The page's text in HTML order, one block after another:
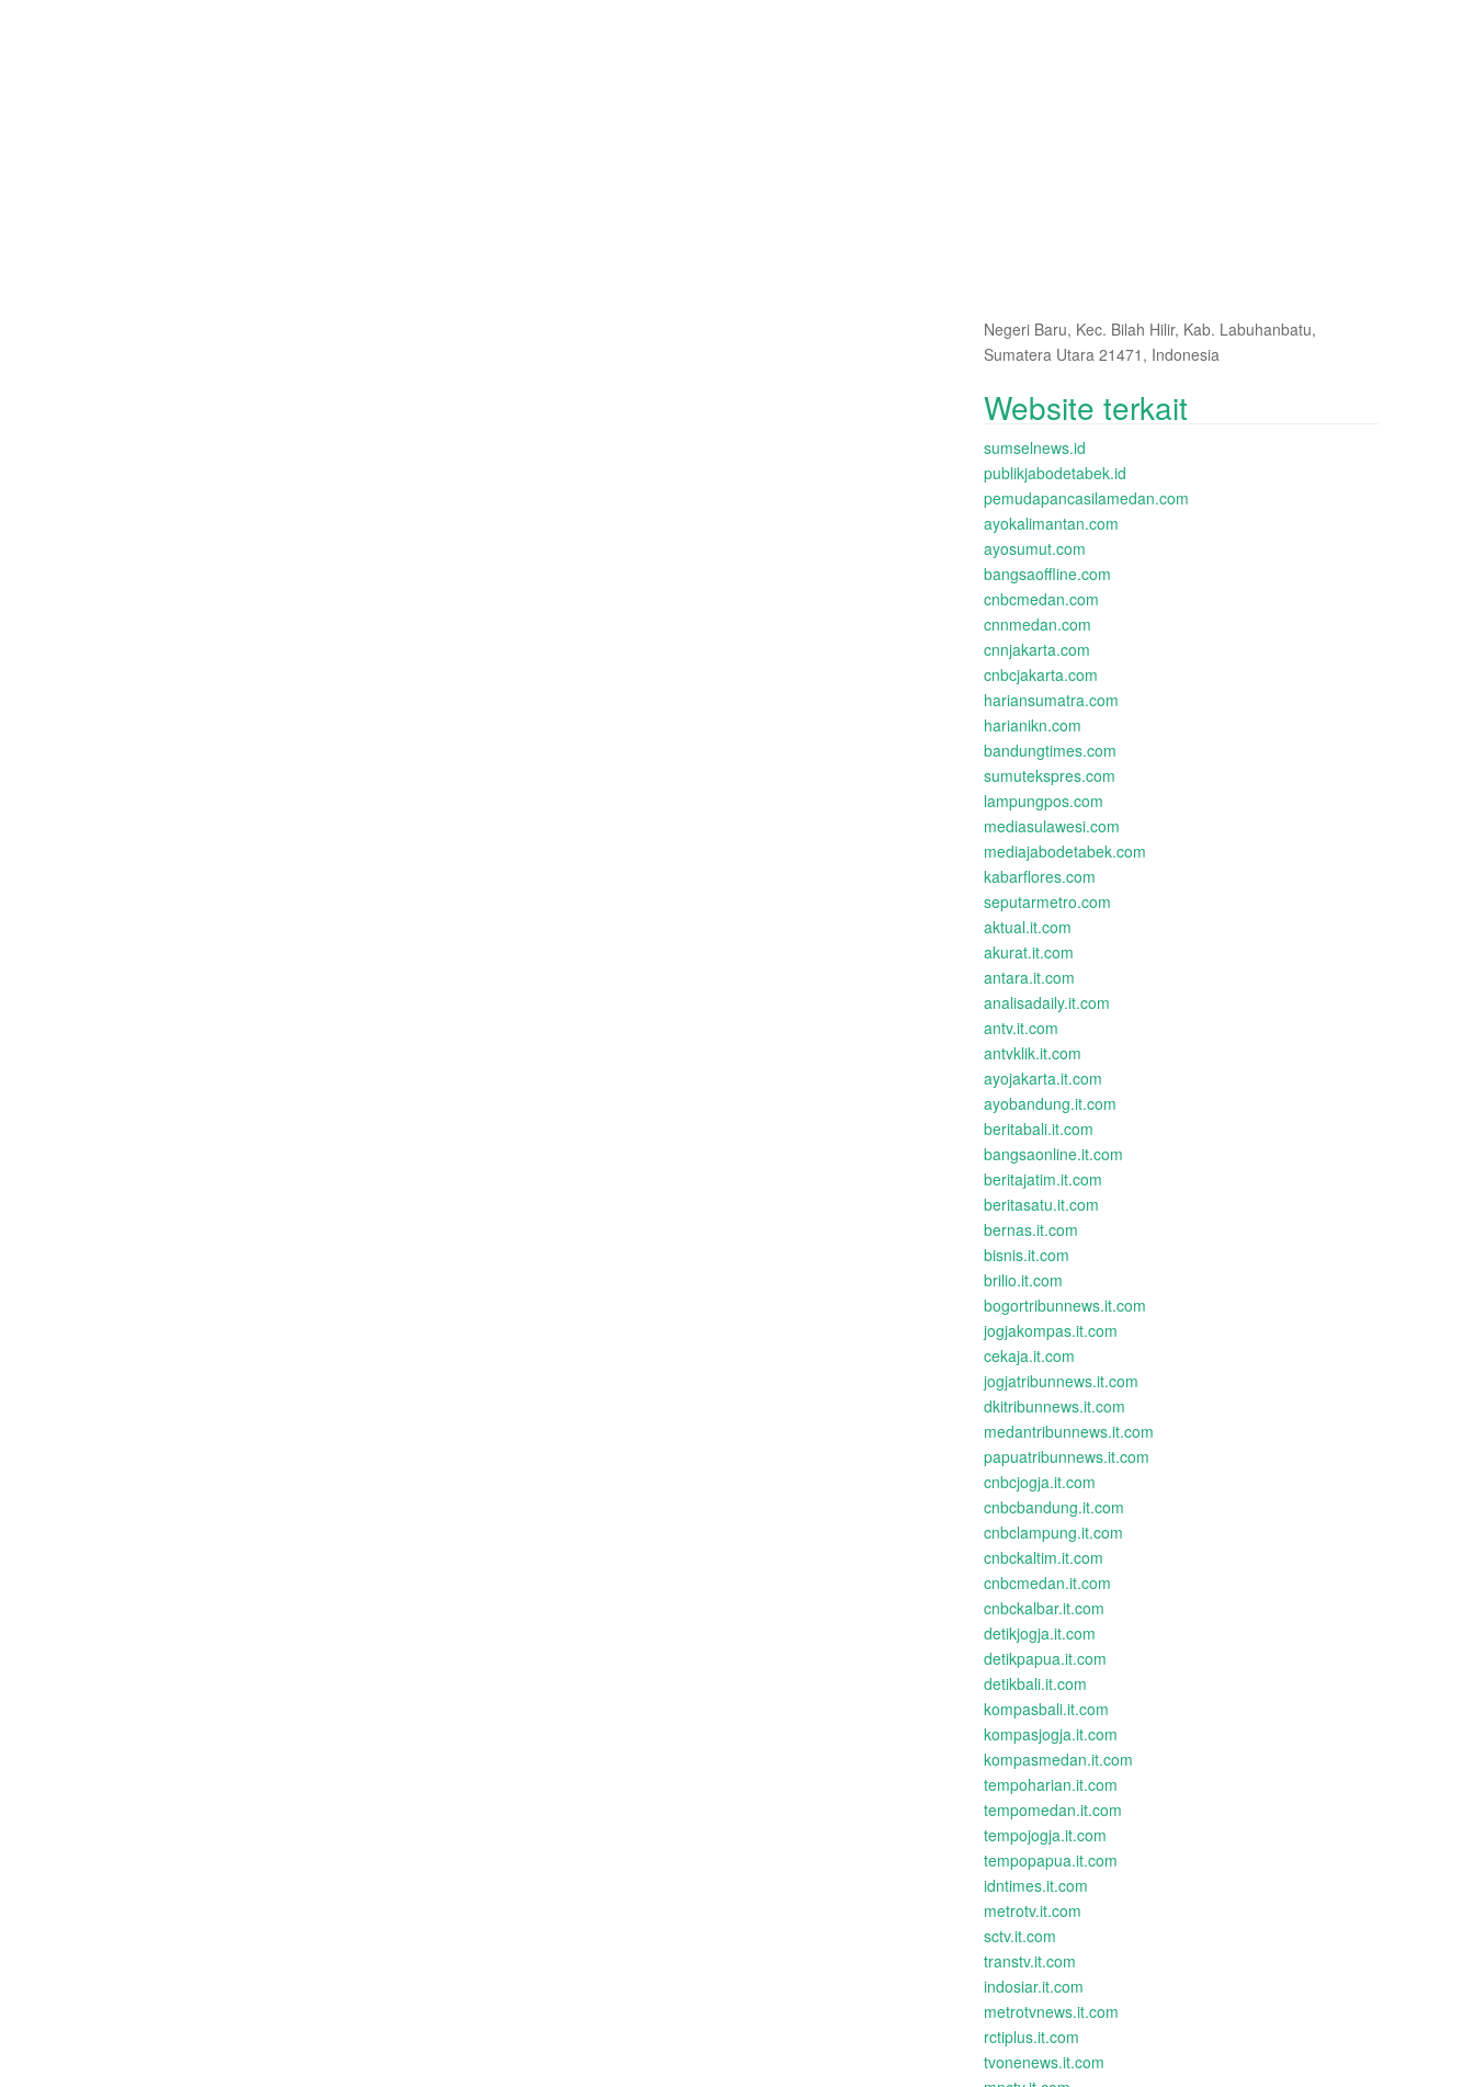
Negeri Baru, Kec. Bilah Hilir, Kab. Labuhanbatu,
Sumatera Utara 21471, Indonesia
Website terkait
sumselnews.id
publikjabodetabek.id
pemudapancasilamedan.com
ayokalimantan.com
ayosumut.com
bangsaoffline.com
cnbcmedan.com
cnnmedan.com
cnnjakarta.com
cnbcjakarta.com
hariansumatra.com
harianikn.com
bandungtimes.com
sumutekspres.com
lampungpos.com
mediasulawesi.com
mediajabodetabek.com
kabarflores.com
seputarmetro.com
aktual.it.com
akurat.it.com
antara.it.com
analisadaily.it.com
antv.it.com
antvklik.it.com
ayojakarta.it.com
ayobandung.it.com
beritabali.it.com
bangsaonline.it.com
beritajatim.it.com
beritasatu.it.com
bernas.it.com
bisnis.it.com
brilio.it.com
bogortribunnews.it.com
jogjakompas.it.com
cekaja.it.com
jogjatribunnews.it.com
dkitribunnews.it.com
medantribunnews.it.com
papuatribunnews.it.com
cnbcjogja.it.com
cnbcbandung.it.com
cnbclampung.it.com
cnbckaltim.it.com
cnbcmedan.it.com
cnbckalbar.it.com
detikjogja.it.com
detikpapua.it.com
detikbali.it.com
kompasbali.it.com
kompasjogja.it.com
kompasmedan.it.com
tempoharian.it.com
tempomedan.it.com
tempojogja.it.com
tempopapua.it.com
idntimes.it.com
metrotv.it.com
sctv.it.com
transtv.it.com
indosiar.it.com
metrotvnews.it.com
rctiplus.it.com
tvonenews.it.com